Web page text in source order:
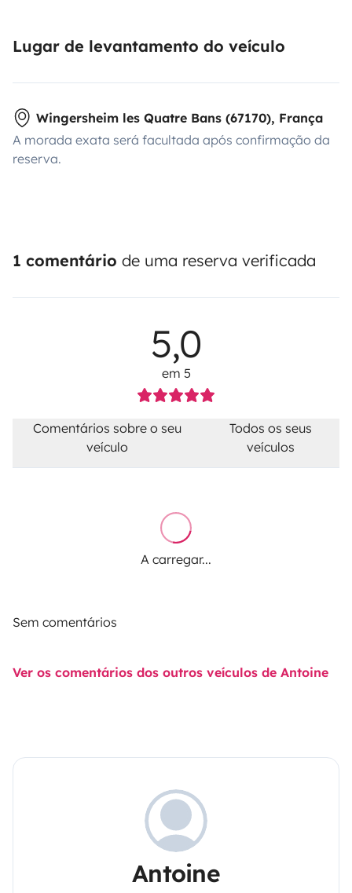
Lugar de levantamento do veículo
Wingersheim les Quatre Bans (67170), França
A morada exata será facultada após confirmação da
reserva.
1 comentário de uma reserva verificada
5,0
em 5
Comentários sobre o seu
veículo
Todos os seus
veículos
A carregar...
Sem comentários
Ver os comentários dos outros veículos de Antoine
Antoine